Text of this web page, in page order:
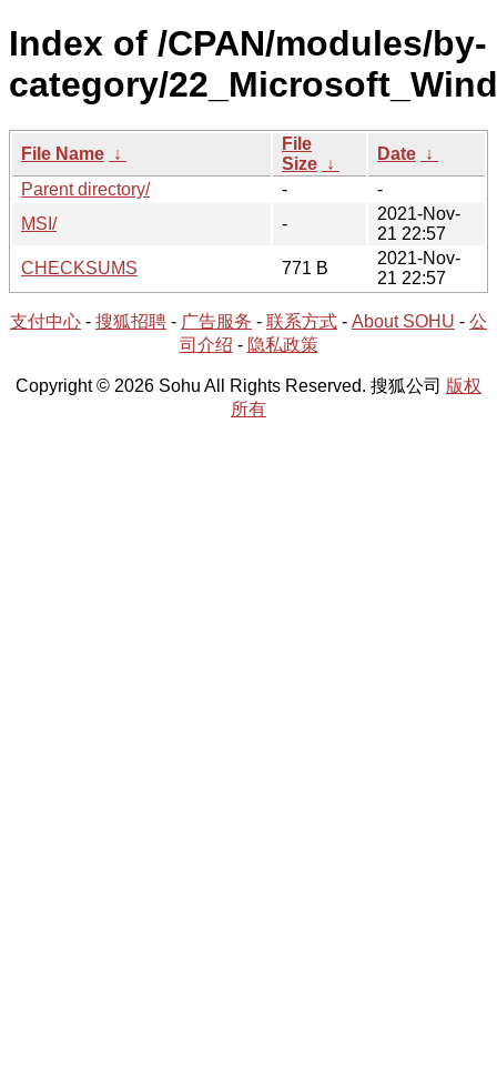
Index of /CPAN/modules/by-
category/
File Name ↓
File
Size ↓
Date ↓
Parent directory/
-
-
MSI/
-
2021-Nov-
21 22:57
CHECKSUMS
771 B
2021-Nov-
21 22:57
支付中心 - 搜狐招聘 - 广告服务 - 联系方式 - About SOHU - 公
司介绍 - 隐私政策
Copyright © 2026 Sohu All Rights Reserved. 搜狐公司 版权
所有